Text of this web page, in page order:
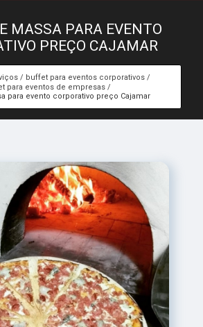
MASSA PARA EVENTO
PREÇO CAJAMAR
buffet para eventos corporativos
para eventos de empresas
para evento corporativo preço Cajamar